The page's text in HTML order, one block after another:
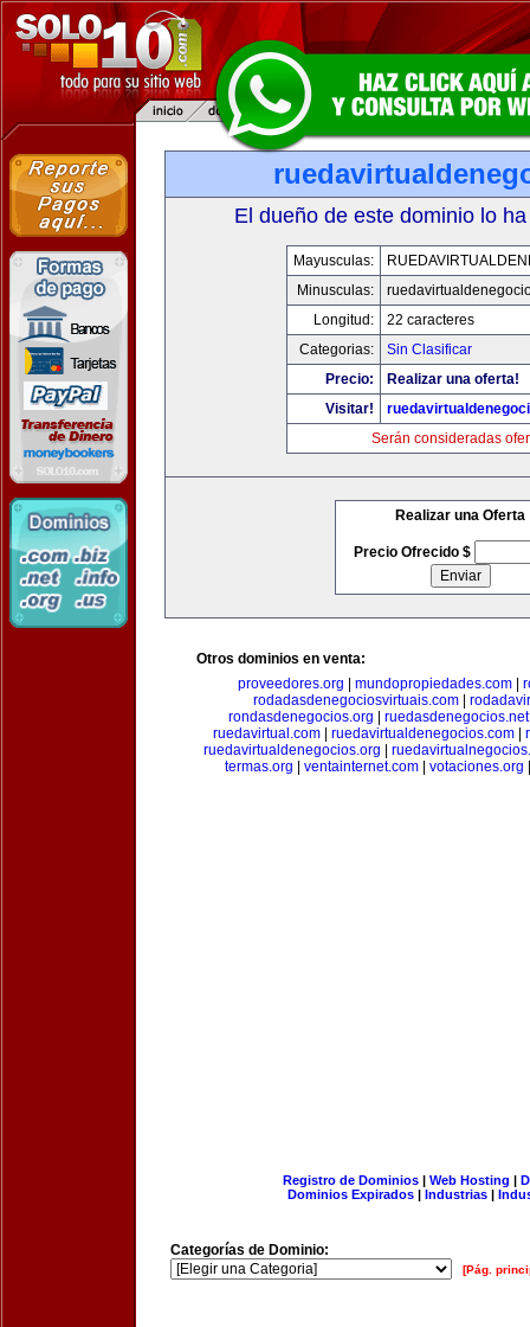
El dueño de este dominio lo
Mayusculas:
Minusculas:
Longitud:
22 caracteres
Categorias:
Sin Clasificar
Precio:
Realizar una oferta!
Visitar!
Serán consideradas
Realizar una Oferta
Precio Ofrecido $
Otros dominios en venta:
proveedores.org
mundopropiedades.com|
rodadasdenegociosvirtuais.com|
rondasdenegocios.org
ruedasdenegocios.net
ruedavirtual.com| ruedavirtualdenegocios.com|
ruedavirtualdenegocios.org
termas.org
ventainternet.com votaciones.org
Registro de Dominios| Web Hosting |
Dominios Expirados | Industrias |
Categorías de Dominio:
[Pág.